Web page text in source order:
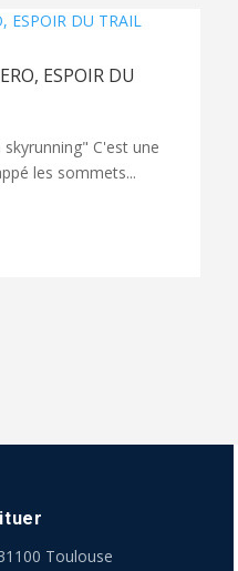
ESPOIR DU
C'est une
les sommets...
Toulouse